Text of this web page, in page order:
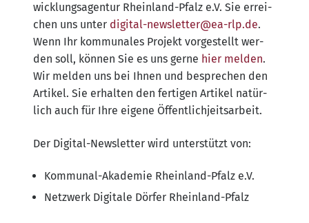
wick­lungs­agen­tur Rhein­land-Pfalz e.V. Sie errei­
chen uns unter digital-​newsletter@​ea-​rlp.​de.
Wenn Ihr kom­mu­na­les Pro­jekt vor­ge­stellt wer­
den soll, kön­nen Sie es uns ger­ne hier mel­den.
Wir mel­den uns bei Ihnen und bespre­chen den
Arti­kel. Sie erhal­ten den fer­ti­gen Arti­kel natür­
lich auch für Ihre eige­ne Öffentlichjeitsarbeit.
Der Digi­tal-News­let­ter wird unter­stützt von:
Kom­mu­nal-Aka­de­mie Rhein­land-Pfalz e.V.
Netz­werk Digi­ta­le Dör­fer Rheinland-Pfalz